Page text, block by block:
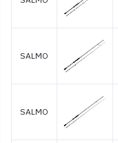
SALMO
SALMO